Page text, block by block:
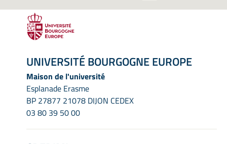
UNIVERSITÉ BOURGOGNE EUROPE
Maison de l'université
Esplanade Erasme
BP 27877 21078 DIJON CEDEX
03 80 39 50 00